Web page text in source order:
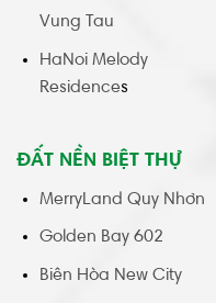
Vung Tau
HaNoi Melody
Residences
ĐẤT NỀN BIỆT THỰ
MerryLand Quy Nhơn
Golden Bay 602
Biên Hòa New City